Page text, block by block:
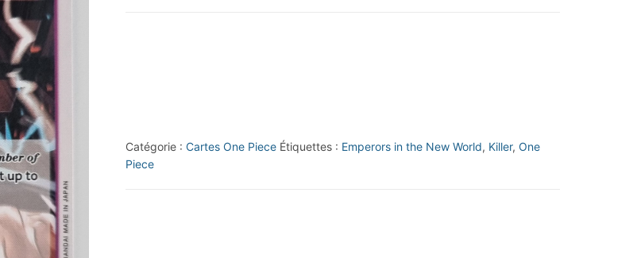
UC
Catégorie : Cartes One Piece Étiquettes : Emperors in the New World, Killer, One
Piece